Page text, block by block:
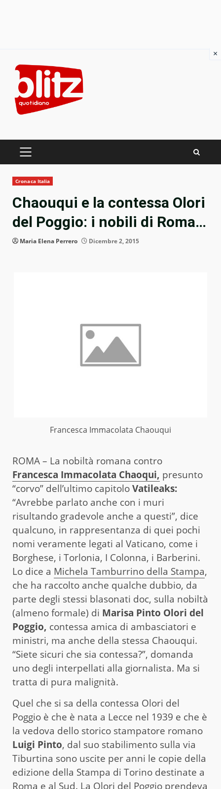
content
PRIMARY
Cronaca Italia
Chaouqui e la contessa Olori
del Poggio: i nobili di Roma…
Maria Elena Perrero Dicembre 2, 2015
Francesca Immacolata Chaouqui
ROMA – La nobiltà romana contro
Francesca Immacolata Chaoqui, presunto
“corvo” dell’ultimo capitoloVatileaks:
“Avrebbe parlato anche con i muri
risultando gradevole anche a questi”, dice
qualcuno, in rappresentanza di quei pochi
nomi veramente legati al Vaticano, come i
Borghese, i Torlonia, I Colonna, i Barberini.
Lo dice a Michela Tamburrino della Stampa,
che ha raccolto anche qualche dubbio, da
parte degli stessi blasonati doc, sulla nobiltà
(almeno formale) di Marisa Pinto Olori del
Poggio, contessa amica di ambasciatori e
ministri, ma anche della stessa Chaouqui.
“Siete sicuri che sia contessa?”, domanda
uno degli interpellati alla giornalista. Ma si
tratta di pura malignità.
Quel che si sa della contessa Olori del
Poggio è che è nata a Lecce nel 1939 e che è
la vedova dello storico stampatore romano
Luigi Pinto, dal suo stabilimento sulla via
Tiburtina sono uscite per anni le copie della
edizione della Stampa di Torino destinate a
Roma e al Sud. La Olori del Poggio prendeva
×